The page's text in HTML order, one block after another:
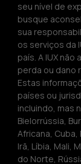
seu nível de
busque
sua
os serviços da
país. A IUX
perda ou dano
Estas
países ou
incluindo, mas
Bielorrússia,
Africana,
Irã, Líbia, Mali,
do Norte,